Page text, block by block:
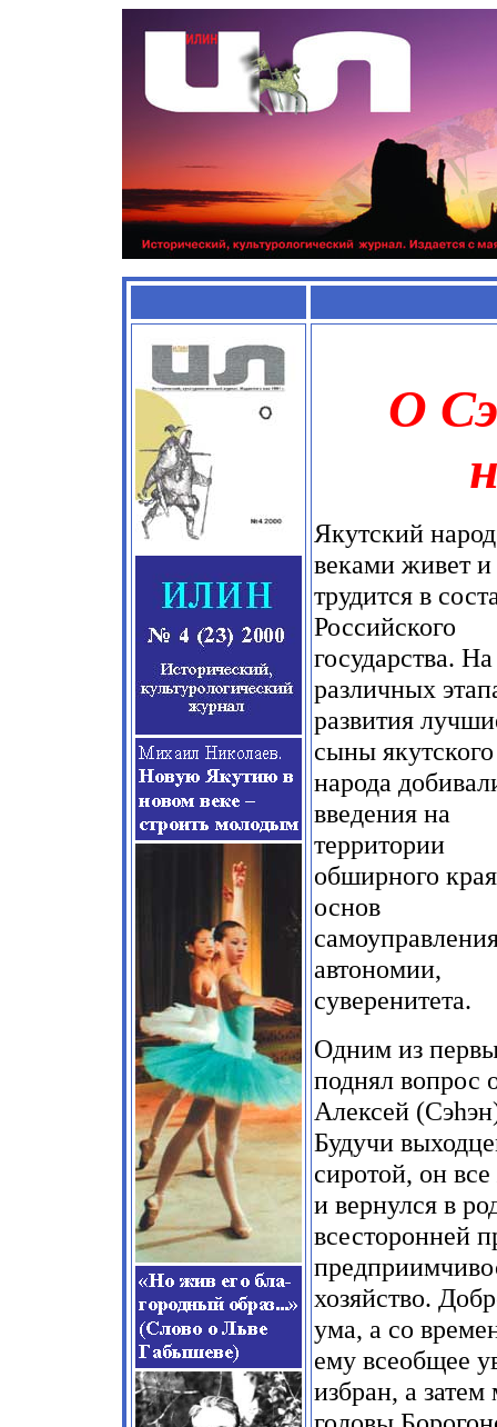
О
Якутский народ
веками живет и
трудится в
Российского
государства. На
различных
развития
сыны якутского
народа
введения на
территории
обширного края
основ
автономии,
суверенитета.
Одним из
поднял вопрос
Алексей
Будучи
сиротой, он
и вернулся в
всесторонней
хозяйство.
ума, а со
ему всеобщее
избран, а